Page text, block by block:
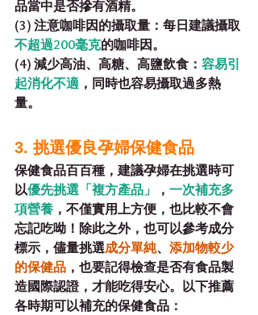
品當中是否摻有酒精。
(3) 注意咖啡因的攝取量： 每日建議攝取
不超過200毫克的咖啡因。
(4) 減少高油、高糖、高鹽飲食： 容易引
起消化不適 ，同時也容易攝取過多熱
量。
3. 挑選優良孕婦保健食品
保健食品百百種，建議孕婦在挑選時可
以優先挑選「複方產品」 ， 一次補充多
項營養 ，不僅實用上方便，也比較不會
忘記吃呦！除此之外，也可以參考成分
標示，儘量挑選成分單純、 添加物較少
的保健品 ，也要記得檢查是否有食品製
造國際認證，才能吃得安心。以下推薦
各時期可以補充的保健食品：